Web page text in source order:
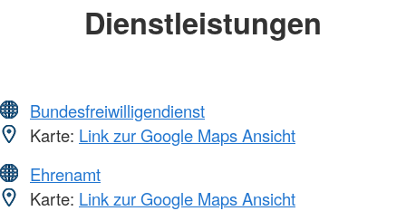
Dienstleistungen
Bundesfreiwilligendienst
Karte: Link zur Google Maps Ansicht
Ehrenamt
Karte: Link zur Google Maps Ansicht